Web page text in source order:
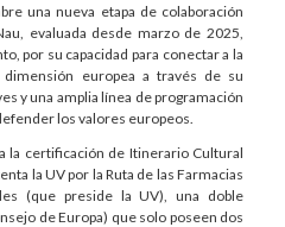
una nueva etapa de colaboración
evaluada desde marzo de 2025,
por su capacidad para conectar a la
europea a través de su
y una amplia línea de programación
los valores europeos.
la certificación de Itinerario Cultural
la UV por la Ruta de las Farmacias
(que preside la UV), una doble
de Europa) que solo poseen dos